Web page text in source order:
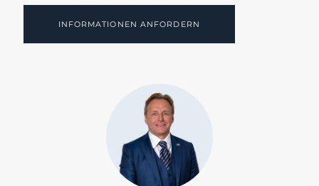
INFORMATIONEN ANFORDERN